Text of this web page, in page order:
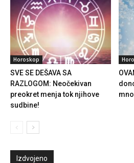
Horoskop
SVE SE DEŠAVA SA
RAZLOGOM: Neočekivan
preokret menja tok njihove
sudbine!
Izdvojeno